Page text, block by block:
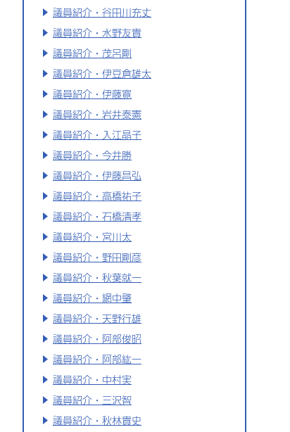
議員紹介・谷田川充丈
議員紹介・水野友貴
議員紹介・茂呂剛
議員紹介・伊豆倉雄太
議員紹介・伊藤寛
議員紹介・岩井泰憲
議員紹介・入江晶子
議員紹介・今井勝
議員紹介・伊藤昌弘
議員紹介・高橋祐子
議員紹介・石橋清孝
議員紹介・宮川太
議員紹介・野田剛彦
議員紹介・秋葉就一
議員紹介・網中肇
議員紹介・天野行雄
議員紹介・阿部俊昭
議員紹介・阿部紘一
議員紹介・中村実
議員紹介・三沢智
議員紹介・秋林貴史